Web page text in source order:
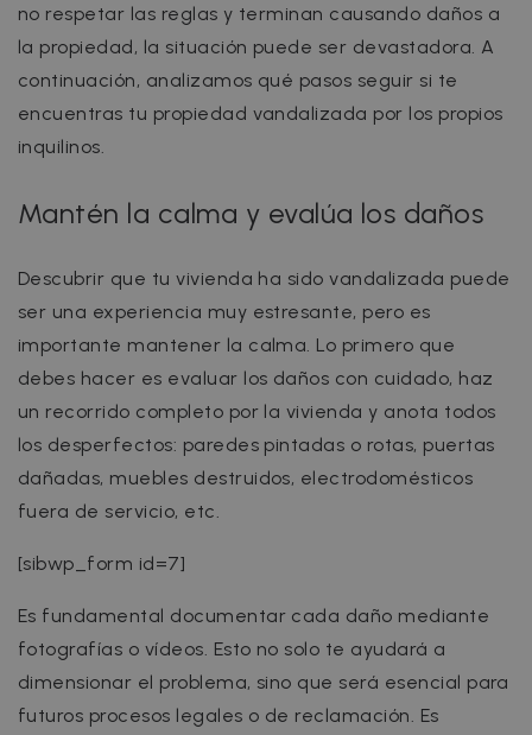
no respetar las reglas y terminan causando daños a
la propiedad, la situación puede ser devastadora. A
continuación, analizamos qué pasos seguir si te
encuentras tu propiedad vandalizada por los propios
inquilinos.
Mantén la calma y evalúa los daños
Descubrir que tu vivienda ha sido vandalizada puede
ser una experiencia muy estresante, pero es
importante mantener la calma. Lo primero que
debes hacer es evaluar los daños con cuidado, haz
un recorrido completo por la vivienda y anota todos
los desperfectos: paredes pintadas o rotas, puertas
dañadas, muebles destruidos, electrodomésticos
fuera de servicio, etc.
[sibwp_form id=7]
Es fundamental documentar cada daño mediante
fotografías o vídeos. Esto no solo te ayudará a
dimensionar el problema, sino que será esencial para
futuros procesos legales o de reclamación. Es